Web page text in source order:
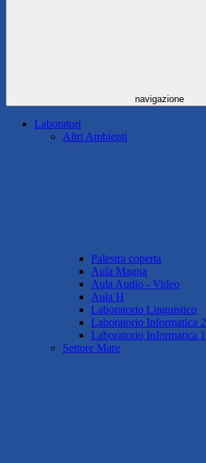
navigazione
Laboratori
Altri Ambienti
Palestra coperta
Aula Magna
Aula Audio - Video
Aula H
Laboratorio Linguistico
Laboratorio Informatica 2
Laboratorio Informatica 1
Settore Mare